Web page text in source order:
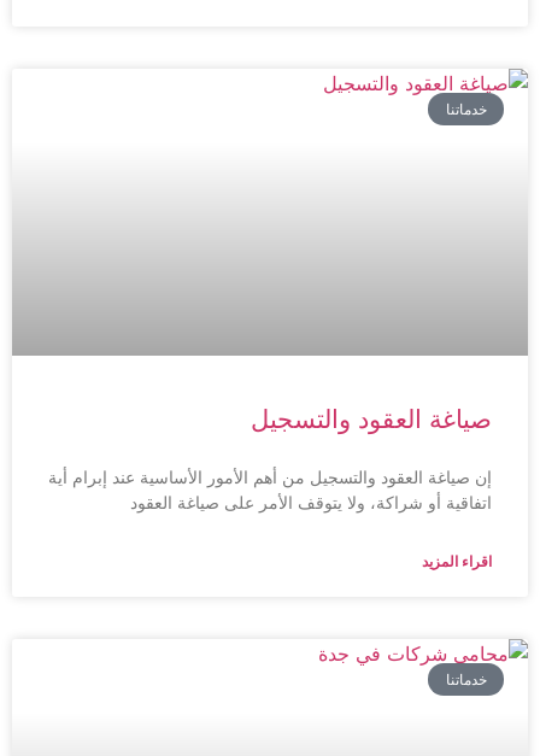
خدماتنا
صياغة العقود والتسجيل
إن صياغة العقود والتسجيل من أهم الأمور الأساسية عند إبرام أية
اتفاقية أو شراكة، ولا يتوقف الأمر على صياغة العقود
اقراء المزيد
خدماتنا